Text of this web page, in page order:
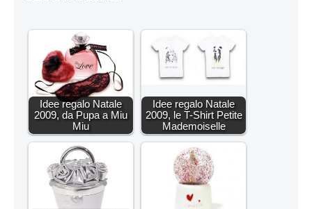
Idee regalo Natale
2009, da Pupa a Miu
Miu
Idee regalo Natale
2009, le T-Shirt Petite
Mademoiselle